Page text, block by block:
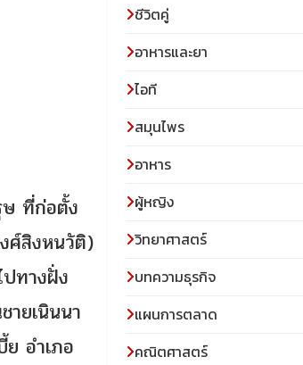
ษ ที่ก่อตั้ง
ศ์สิงหนวัติ)
ทางฝั่ง
ยเนินนา
อำเภอ
ชีวิตคู่
อาหารและยา
ไอที
สมุนไพร
อาหาร
ผู้หญิง
วิทยาศาสตร์
บทความธุรกิจ
แผนการตลาด
คณิตศาสตร์